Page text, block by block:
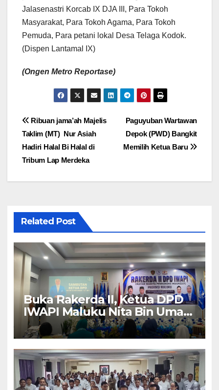
Jalasenastri Korcab IX DJA III, Para Tokoh
Masyarakat, Para Tokoh Agama, Para Tokoh
Pemuda, Para petani lokal Desa Telaga Kodok.
(Dispen Lantamal IX)
(Ongen Metro Reportase)
Navigasi
pos
Paguyuban Wartawan
Depok (PWD) Bangkit
Memilih Ketua Baru
Ribuan jama’ah Majelis
Taklim (MT) Nur Asiah
Hadiri Halal Bi Halal di
Tribum Lap Merdeka
Related Post
Buka Rakerda II, Ketua DPD
IWAPI Maluku Nita Bin Umar:
Perempuan Pengusaha Pilar
Penggerak UMKM